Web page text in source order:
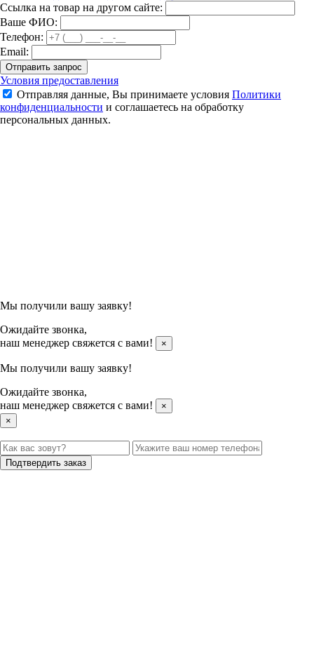
Сланцы Li-Ning LNXT926 (Black/White)
990 ₽
1 750 ₽
Ссылка на товар на другом сайте:
Ваше ФИО:
Телефон:
Email:
Отправить запрос
Условия предоставления
Отправляя данные, Вы принимаете условия Политики
конфиденциальности и соглашаетесь на обработку
персональных данных.
Мы получили вашу заявку!
Ожидайте звонка,
наш менеджер свяжется с вами!
×
Мы получили вашу заявку!
Ожидайте звонка,
наш менеджер свяжется с вами!
×
×
Подтвердить заказ